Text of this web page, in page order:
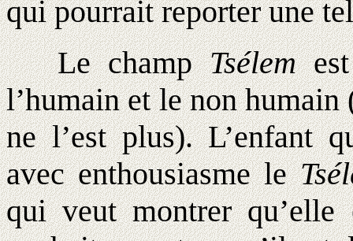
qui pourrait reporter une
Le champTsélemest
l’humain et le non humain
ne l’est plus). L’enfant
avec enthousiasme le
qui veut montrer qu’elle